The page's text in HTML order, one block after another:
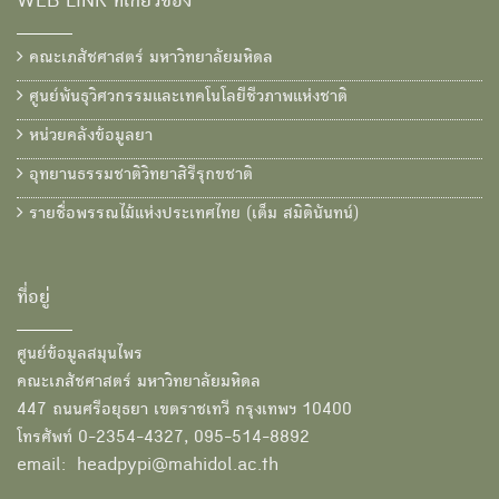
คณะเภสัชศาสตร์ มหาวิทยาลัยมหิดล
ศูนย์พันธุวิศวกรรมและเทคโนโลยีชีวภาพแห่งชาติ
หน่วยคลังข้อมูลยา
อุทยานธรรมชาติวิทยาสิรีรุกขชาติ
รายชื่อพรรณไม้แห่งประเทศไทย (เต็ม สมิตินันทน์)
ที่อยู่
ศูนย์ข้อมูลสมุนไพร
คณะเภสัชศาสตร์ มหาวิทยาลัยมหิดล
447 ถนนศรีอยุธยา เขตราชเทวี กรุงเทพฯ 10400
โทรศัพท์ 0-2354-4327, 095-514-8892
email: headpypi@mahidol.ac.th